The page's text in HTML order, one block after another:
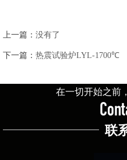
上一篇： 没有了
下一篇： 热震试验炉LYL-1700℃
在一切开始之前
联